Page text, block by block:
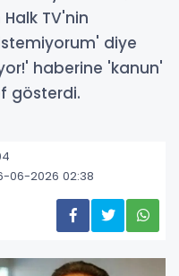
TV'nin
diye
haberine 'kanun'
gösterdi.
06-2026 02:38